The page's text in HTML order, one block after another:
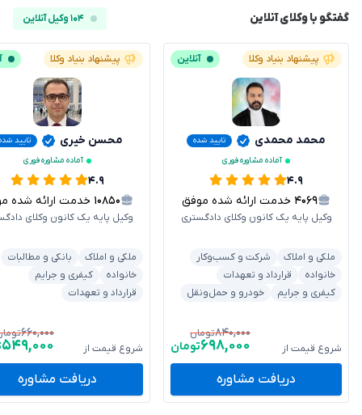
گفتگو با وکلای آنلاین ۱۰۴ وکیل آنلاین
پیشنهاد بنیاد وکلا آنلاین
محمد محمدی
تایید شده
آماده مشاوره فوری
۴.۹
۴۰۶۹ خدمت ارائه شده موفق
وکیل پایه یک کانون وکلای دادگستری
ملکی و املاک
شرکت و کسب‌وکار
خانواده
قرارداد و تعهدات
کیفری و جرایم
خودرو و حمل‌ونقل
شروع قیمت از
۸۴۰,۰۰۰تومان
۶۹۸,۰۰۰تومان
دریافت مشاوره
پیشنهاد بنیاد وکلا
محسن خیری
تایید
آماده مشاوره فوری
۴.۹
۱۰۸۵۰ خدمت ارائه شده موفق
وکیل پایه یک کانون وکلای
ملکی و املاک
بانکی و مطالبات
خانواده
کیفری و جرایم
قرارداد و تعهدات
شروع قیمت از
۶۶۰,۰۰۰
۵۴۹,۰۰۰
دریافت مشاوره